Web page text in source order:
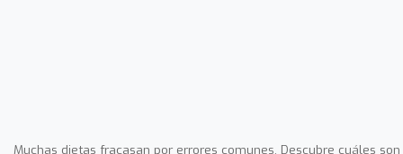
Muchas dietas fracasan por errores comunes. Descubre cuáles son